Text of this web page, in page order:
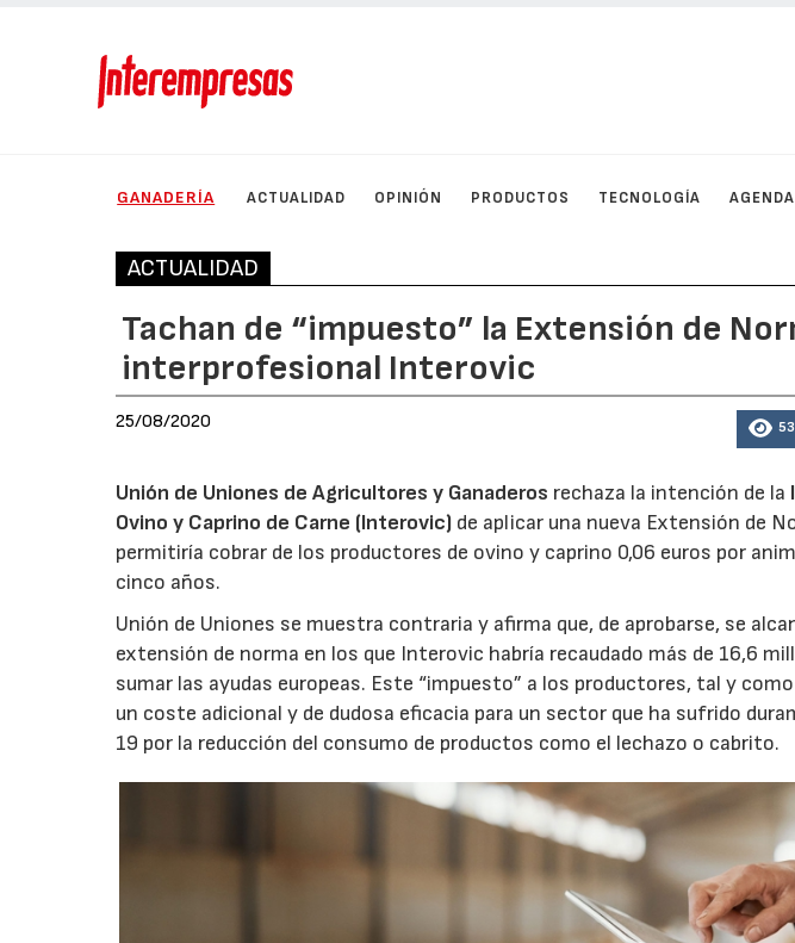
GANADERÍA ACTUALIDAD OPINIÓN PRODUCTOS TECNOLOGÍA AGENDA
ACTUALIDAD
Tachan de “impuesto” la Extensión de
interprofesional Interovic
25/08/2020
Unión de Uniones de Agricultores y Ganaderos rechaza la intención de la
Ovino y Caprino de Carne (Interovic) de aplicar una nueva Extensión de
permitiría cobrar de los productores de ovino y caprino 0,06 euros por
cinco años.
Unión de Uniones se muestra contraria y afirma que, de aprobarse, se
extensión de norma en los que Interovic habría recaudado más de 16,6
sumar las ayudas europeas. Este “impuesto” a los productores, tal y
un coste adicional y de dudosa eficacia para un sector que ha sufrido
19 por la reducción del consumo de productos como el lechazo o cabrito.